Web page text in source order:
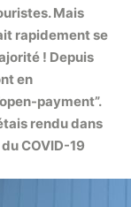
Mais
rapidement se
! Depuis
en
payment”.
rendu dans
COVID-19